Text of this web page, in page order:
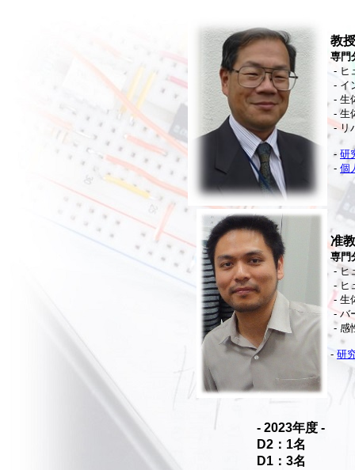
教
専門
- ヒ
- イ
- 生
- 生
- リ
- 研
- 個
准
専門
- ヒ
- ヒ
- 生
- バ
- 感
- 研
- 2023年度 -
D2：1名
D1：3名